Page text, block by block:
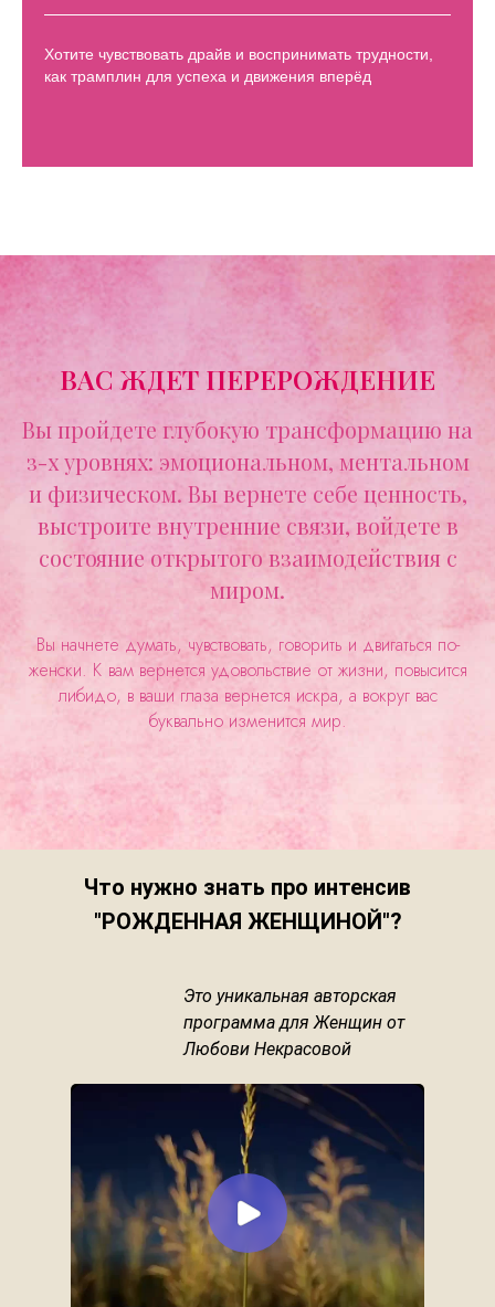
Хотите чувствовать драйв и воспринимать трудности,
как трамплин для успеха и движения вперёд
ВАС ЖДЕТ ПЕРЕРОЖДЕНИЕ
Вы пройдете глубокую трансформацию на
з-х уровнях: эмоциональном, ментальном
и физическом. Вы вернете себе ценность,
выстроите внутренние связи, войдете в
состояние открытого взаимодействия с
миром.
Вы начнете думать, чувствовать, говорить и двигаться по-
женски. К вам вернется удовольствие от жизни, повысится
либидо, в ваши глаза вернется искра, а вокруг вас
буквально изменится мир.
Что нужно знать про интенсив
"РОЖДЕННАЯ ЖЕНЩИНОЙ"?
Это уникальная авторская
программа для Женщин от
Любови Некрасовой